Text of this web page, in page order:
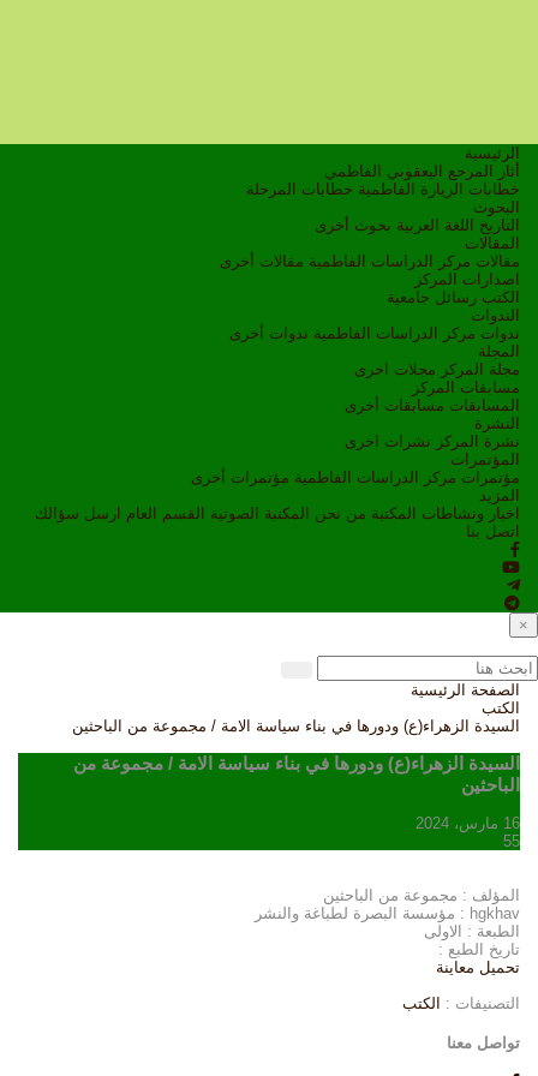
الرئيسية
أثار المرجع اليعقوبي الفاطمي
خطابات الزيارة الفاطمية خطابات المرحلة
البحوث
التاريخ
اللغة العربية بحوث أخرى
المقالات
مقالات مركز الدراسات الفاطمية مقالات أخرى
اصدارات المركز
الكتب رسائل جامعية
الندوات
ندوات مركز الدراسات الفاطمية ندوات أخرى
المجلة
مجلة المركز مجلات اخرى
مسابقات المركز
المسابقات مسابقات أخرى
النشرة
نشرة المركز نشرات اخرى
المؤتمرات
مؤتمرات مركز الدراسات الفاطمية مؤتمرات أخرى
المزيد
اخبار ونشاطات
المكتبة من نحن المكتبة الصوتية القسم العام ارسل سؤالك
اتصل بنا
×
الصفحة الرئيسية
الكتب
السيدة الزهراء(ع) ودورها في بناء سياسة الامة / مجموعة من الباحثين
السيدة الزهراء(ع) ودورها في بناء سياسة الامة / مجموعة من
الباحثين
16 مارس، 2024
55
المؤلف : مجموعة من الباحثين
hgkhav : مؤسسة البصرة لطباغة والنشر
الطبعة : الاولى
تاريخ الطبع :
تحميل معاينة
التصنيفات : الكتب
تواصل معنا